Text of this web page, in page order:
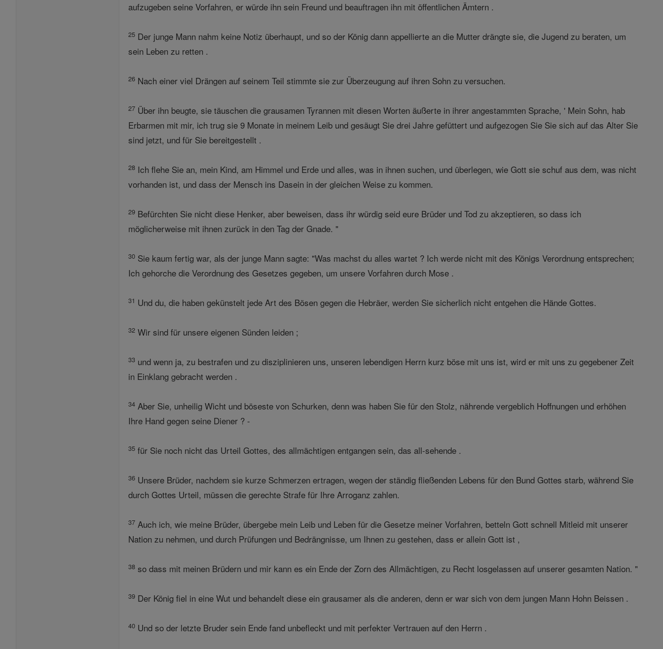
aufzugeben seine Vorfahren, er würde ihn sein Freund und beauftragen ihn mit öffentlichen Ämtern .
25 Der junge Mann nahm keine Notiz überhaupt, und so der König dann appellierte an die Mutter drängte sie, die Jugend zu beraten, um
sein Leben zu retten .
26 Nach einer viel Drängen auf seinem Teil stimmte sie zur Überzeugung auf ihren Sohn zu versuchen.
27 Über ihn beugte, sie täuschen die grausamen Tyrannen mit diesen Worten äußerte in ihrer angestammten Sprache, ' Mein Sohn, hab
Erbarmen mit mir, ich trug sie 9 Monate in meinem Leib und gesäugt Sie drei Jahre gefüttert und aufgezogen Sie Sie sich auf das Alter Sie
sind jetzt, und für Sie bereitgestellt .
28 Ich flehe Sie an, mein Kind, am Himmel und Erde und alles, was in ihnen suchen, und überlegen, wie Gott sie schuf aus dem, was nicht
vorhanden ist, und dass der Mensch ins Dasein in der gleichen Weise zu kommen.
29 Befürchten Sie nicht diese Henker, aber beweisen, dass ihr würdig seid eure Brüder und Tod zu akzeptieren, so dass ich
möglicherweise mit ihnen zurück in den Tag der Gnade. "
30 Sie kaum fertig war, als der junge Mann sagte: "Was machst du alles wartet ? Ich werde nicht mit des Königs Verordnung entsprechen;
Ich gehorche die Verordnung des Gesetzes gegeben, um unsere Vorfahren durch Mose .
31 Und du, die haben gekünstelt jede Art des Bösen gegen die Hebräer, werden Sie sicherlich nicht entgehen die Hände Gottes.
32 Wir sind für unsere eigenen Sünden leiden ;
33 und wenn ja, zu bestrafen und zu disziplinieren uns, unseren lebendigen Herrn kurz böse mit uns ist, wird er mit uns zu gegebener Zeit
in Einklang gebracht werden .
34 Aber Sie, unheilig Wicht und böseste von Schurken, denn was haben Sie für den Stolz, nährende vergeblich Hoffnungen und erhöhen
Ihre Hand gegen seine Diener ? -
35 für Sie noch nicht das Urteil Gottes, des allmächtigen entgangen sein, das all-sehende .
36 Unsere Brüder, nachdem sie kurze Schmerzen ertragen, wegen der ständig fließenden Lebens für den Bund Gottes starb, während Sie
durch Gottes Urteil, müssen die gerechte Strafe für Ihre Arroganz zahlen.
37 Auch ich, wie meine Brüder, übergebe mein Leib und Leben für die Gesetze meiner Vorfahren, betteln Gott schnell Mitleid mit unserer
Nation zu nehmen, und durch Prüfungen und Bedrängnisse, um Ihnen zu gestehen, dass er allein Gott ist ,
38 so dass mit meinen Brüdern und mir kann es ein Ende der Zorn des Allmächtigen, zu Recht losgelassen auf unserer gesamten Nation. "
39 Der König fiel in eine Wut und behandelt diese ein grausamer als die anderen, denn er war sich von dem jungen Mann Hohn Beissen .
40 Und so der letzte Bruder sein Ende fand unbefleckt und mit perfekter Vertrauen auf den Herrn .